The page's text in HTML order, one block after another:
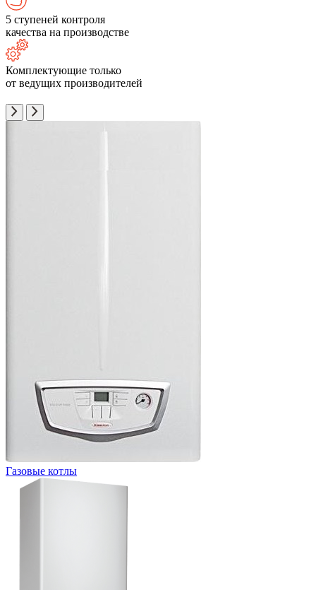
5 ступеней контроля
качества на производстве
Комплектующие только
от ведущих производителей
Газовые котлы